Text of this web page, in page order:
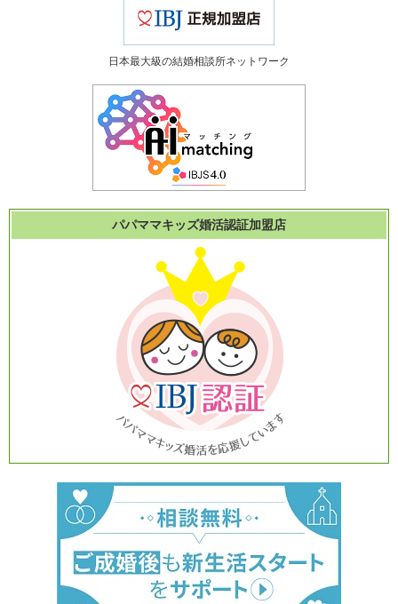
日本最大級の結婚相談所ネットワーク
パパママキッズ婚活認証加盟店